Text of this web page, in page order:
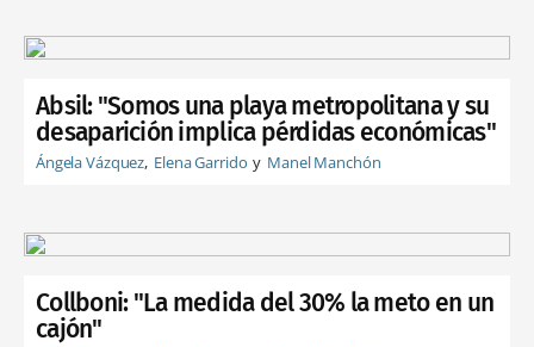
Absil: "Somos una playa metropolitana y su
desaparición implica pérdidas económicas"
Ángela Vázquez Elena Garrido Manel Manchón
Collboni: "La medida del 30% la meto en un
cajón"